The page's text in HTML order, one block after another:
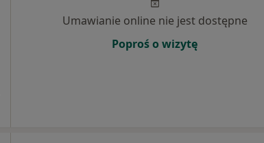
Umawianie online nie jest dostępne
Poproś o wizytę